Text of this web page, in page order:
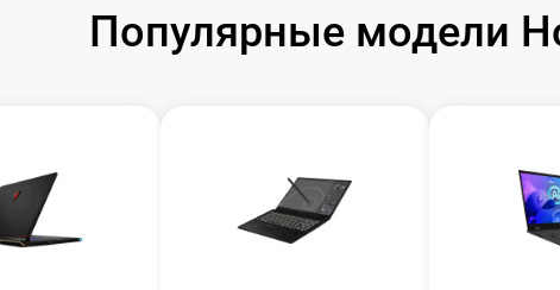
Популярные модели